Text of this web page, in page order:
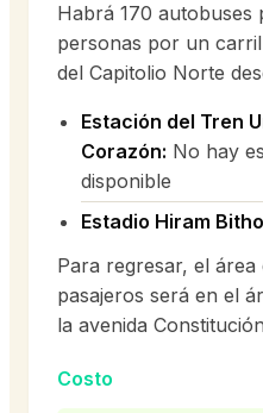
Habrá 170
personas por un
del Capitolio Norte
Estación del Tren
Corazón: No hay
disponible
Estadio Hiram
Para regresar, el área
pasajeros será en el
la avenida
Costo